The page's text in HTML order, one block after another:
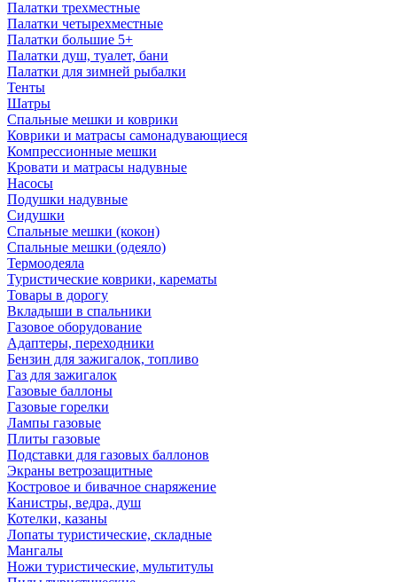
Палатки трехместные
Палатки четырехместные
Палатки большие 5+
Палатки душ, туалет, бани
Палатки для зимней рыбалки
Тенты
Шатры
Спальные мешки и коврики
Коврики и матрасы самонадувающиеся
Компрессионные мешки
Кровати и матрасы надувные
Насосы
Подушки надувные
Сидушки
Спальные мешки (кокон)
Спальные мешки (одеяло)
Термоодеяла
Туристические коврики, карематы
Товары в дорогу
Вкладыши в спальники
Газовое оборудование
Адаптеры, переходники
Бензин для зажигалок, топливо
Газ для зажигалок
Газовые баллоны
Газовые горелки
Лампы газовые
Плиты газовые
Подставки для газовых баллонов
Экраны ветрозащитные
Костровое и бивачное снаряжение
Канистры, ведра, душ
Котелки, казаны
Лопаты туристические, складные
Мангалы
Ножи туристические, мультитулы